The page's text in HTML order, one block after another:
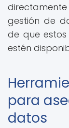
gestión de
de que
estén
para
datos